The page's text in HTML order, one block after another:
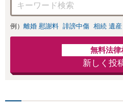
例） 離婚 慰謝料 誹謗中傷 相続 遺産
無料法律
新しく投